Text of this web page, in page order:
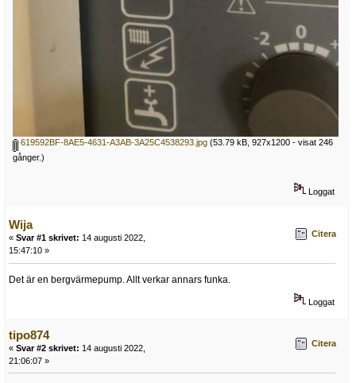
619592BF-8AE5-4631-A3AB-3A25C4538293.jpg (53.79 kB, 927x1200 - visat 246
gånger.)
Loggat
Wija
« Svar #1 skrivet: 14 augusti 2022,
15:47:10 »
Citera
Det är en bergvärmepump. Allt verkar annars funka.
Loggat
tipo874
« Svar #2 skrivet: 14 augusti 2022,
21:06:07 »
Citera